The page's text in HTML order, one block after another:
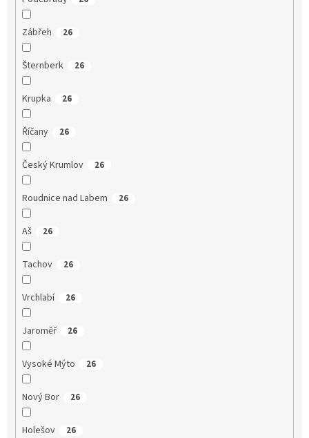
Zábřeh 26
Šternberk 26
Krupka 26
Říčany 26
Český Krumlov 26
Roudnice nad Labem 26
Aš 26
Tachov 26
Vrchlabí 26
Jaroměř 26
Vysoké Mýto 26
Nový Bor 26
Holešov 26